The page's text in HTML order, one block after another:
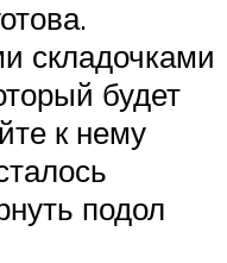
складочками
будет
к нему
подол